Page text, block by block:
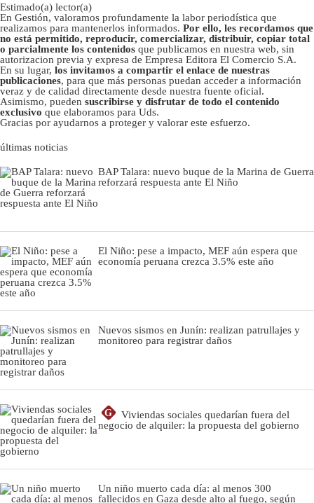
Estimado(a) lector(a)
En Gestión, valoramos profundamente la labor periodística que
realizamos para mantenerlos informados. Por ello, les recordamos que
no está permitido, reproducir, comercializar, distribuir, copiar total
o parcialmente los contenidos que publicamos en nuestra web, sin
autorizacion previa y expresa de Empresa Editora El Comercio S.A.
En su lugar, los invitamos a compartir el enlace de nuestras
publicaciones, para que más personas puedan acceder a información
veraz y de calidad directamente desde nuestra fuente oficial.
Asimismo, pueden suscribirse y disfrutar de todo el contenido
exclusivo que elaboramos para Uds.
Gracias por ayudarnos a proteger y valorar este esfuerzo.
últimas noticias
BAP Talara: nuevo buque de la Marina de Guerra
reforzará respuesta ante El Niño
El Niño: pese a impacto, MEF aún espera que
economía peruana crezca 3.5% este año
Nuevos sismos en Junín: realizan patrullajes y
monitoreo para registrar daños
G
Viviendas sociales quedarían fuera del
negocio de alquiler: la propuesta del gobierno
Un niño muerto cada día: al menos 300
fallecidos en Gaza desde alto al fuego, según